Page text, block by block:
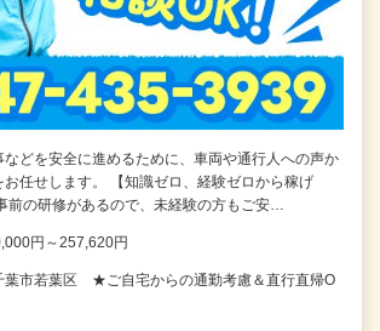
などを安全に進めるために、車両や通行人への声か
お任せします。 【知識ゼロ、経験ゼロから稼げ
前の研修があるので、未経験の方もご安…
円～257,620円
葉市若葉区 ★ご自宅からの通勤考慮＆直行直帰O